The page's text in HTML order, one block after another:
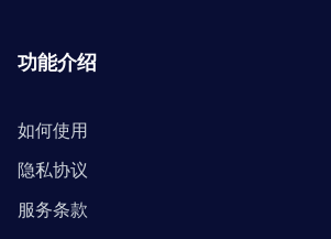
功能介绍
如何使用
隐私协议
服务条款